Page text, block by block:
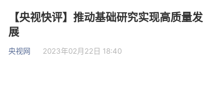
【央视快评】推动基础研究实现高质量发
展
央视网 2023年02月22日 18:40